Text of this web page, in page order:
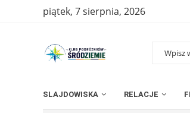
piątek, 7 sierpnia, 2026
SLAJDOWISKA RELACJE